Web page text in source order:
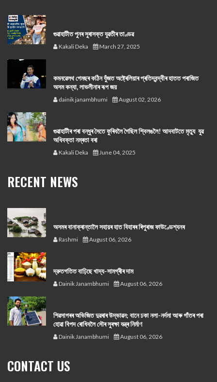
গুৱাহাটীত পুনৰ সুৰাসক্ত যুৱতীৰ তাণ্ডৱ
Kakali Deka March 27, 2025
কমনৱেলথ গেমছৰ কঠিন যুঁজত অষ্ট্ৰেলিয়াৰ প্ৰতিদ্বন্দ্বীৰ হাতত পৰাজিত
অসম কন্যা, লাভলীনাৰ ৰূপ জয়
dainik janambhumi August 02, 2026
গুৱাহাটীৰ পৰা বন্ধুৰ সৈতে ফুৰিবলৈ গৈছিল শ্বিলঙলৈ! আদবাটতে মৃত্যু যুৱ
অধিবক্তা নম্ৰতা বৰা
Kakali Deka June 04, 2025
RECENT NEWS
অসমৰ বানাক্ৰান্তালৈ সহায়ৰ হাত বিহাৰৰ ৰিপুৰাজ ফাউণ্ডেশ্যনৰ
Rashmi August 06, 2026
দ্রুতগতিত বাঢ়িছে খাদ্য-সামগ্ৰীৰ দাম
Dainik Janambhumi August 06, 2026
শিৱসাগৰৰ অভিজিত দুৱৰাৰ উদ্ভাৱন; বানে ঢকা নলা-নৰ্দমা আৰু গাঁতৰ পৰা
হোৱা বিপদ ৰোধিবলৈ সৌৰ সুৰক্ষা যন্ত্ৰ নিৰ্মাণ
Dainik Janambhumi August 06, 2026
CONTACT US